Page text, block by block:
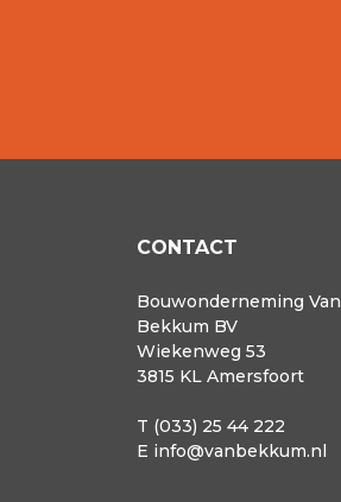
CONTACT
Bouwonderneming Van
Bekkum BV
Wiekenweg 53
3815 KL Amersfoort
T (033) 25 44 222
E info@vanbekkum.nl